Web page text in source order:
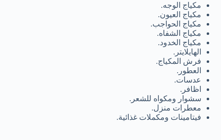
مكياج الوجه.
مكياج العيون.
مكياج الحواجب.
مكياج الشفاه.
مكياج الخدود.
الهايلايتر.
فرش المكياج.
العطور.
عدسات.
اظافر.
سشوار ومكواه للشعر.
معطرات منزل.
فيتامينات ومكملات غذائية.